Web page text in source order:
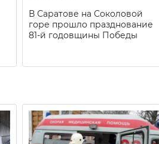
В Саратове на Соколовой
горе прошло празднование
81-й годовщины Победы